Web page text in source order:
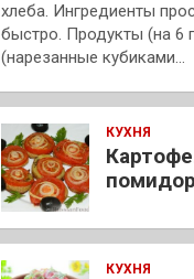
хлеба. Ингредиенты
быстро. Продукты (на
(нарезанные кубиками…
КУХНЯ
КУХНЯ